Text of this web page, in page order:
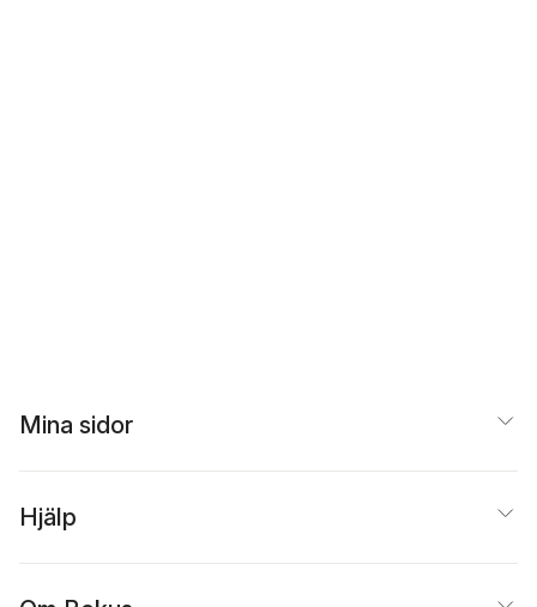
Mina sidor
Hjälp